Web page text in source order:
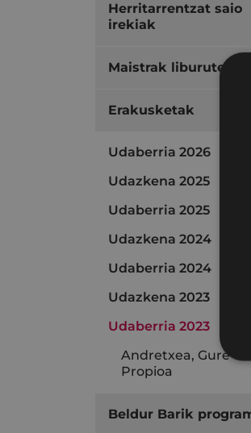
Herritarrentzat saio
irekiak
Maistrak liburutegia
Erakusketak
Udaberria 2026
Udazkena 2025
Udaberria 2025
Udazkena 2024
Udaberria 2024
Udazkena 2023
Udaberria 2023
Andretxea, Gure
Propioa
Beldur Barik